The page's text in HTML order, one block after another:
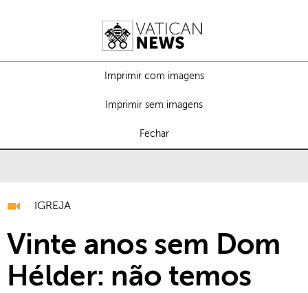
Imprimir com imagens
Imprimir sem imagens
Fechar
IGREJA
Vinte anos sem Dom
Hélder: não temos